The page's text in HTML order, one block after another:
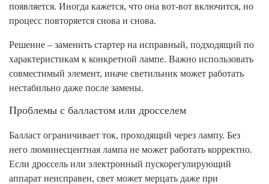
появляется. Иногда кажется, что она вот-вот включится, но
процесс повторяется снова и снова.
Решение – заменить стартер на исправный, подходящий по
характеристикам к конкретной лампе. Важно использовать
совместимый элемент, иначе светильник может работать
нестабильно даже после замены.
Проблемы с балластом или дросселем
Балласт ограничивает ток, проходящий через лампу. Без
него люминесцентная лампа не может работать корректно.
Если дроссель или электронный пускорегулирующий
аппарат неисправен, свет может мерцать даже при